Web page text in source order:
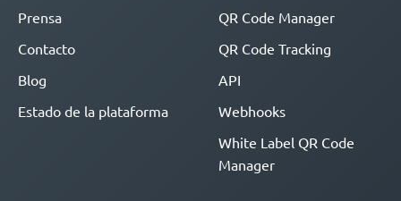
Prensa
Contacto
Blog
Estado de la plataforma
QR Code Manager
QR Code Tracking
API
Webhooks
White Label QR Code
Manager